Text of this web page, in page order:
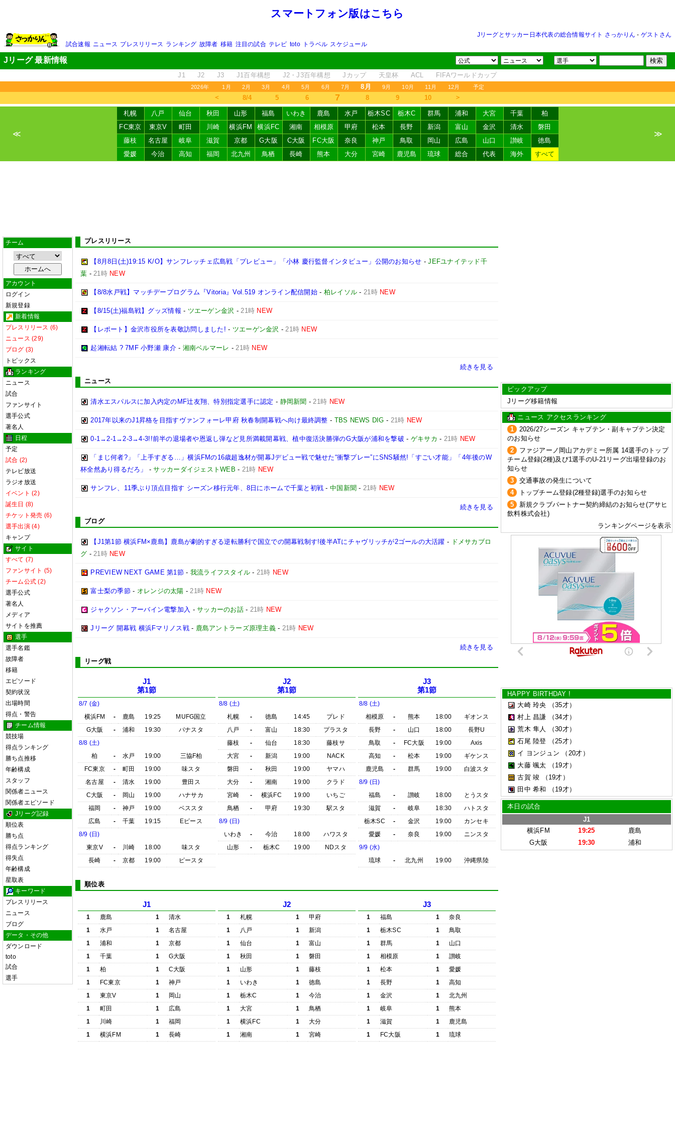
スマートフォン版はこちら
Jリーグとサッカー日本代表の総合情報サイト さっかりん - ゲストさん
試合速報 ニュース プレスリリース ランキング 故障者 移籍 注目の試合 テレビ toto トラベル スケジュール
Jリーグ 最新情報
J1 J2 J3 J1百年構想 J2・J3百年構想 Jカップ 天皇杯 ACL FIFAワールドカップ
2026年 1月 2月 3月 4月 5月 6月 7月 8月 9月 10月 11月 12月 予定
＜ 8/4 5 6 7 8 9 10 ＞
≪
札幌 八戸 仙台 秋田 山形 福島 いわき 鹿島 水戸 栃木SC 栃木C 群馬 浦和 大宮 千葉
柏
FC東京
東京V 町田 川崎 横浜FM 横浜FC 湘南 相模原 甲府 松本 長野 新潟 富山 金沢 清水
磐田
藤枝
名古屋 岐阜 滋賀 京都 G大阪 C大阪 FC大阪 奈良 神戸 鳥取 岡山 広島 山口 讃岐
徳島
愛媛
今治 高知 福岡 北九州 鳥栖 長崎 熊本 大分 宮崎 鹿児島 琉球 総合 代表 海外 すべて
≫
チーム
アカウント
ログイン
新規登録
新着情報
プレスリリース (6)
ニュース (29)
ブログ (3)
トピックス
ランキング
ニュース
試合
ファンサイト
選手公式
著名人
日程
予定
試合 (2)
テレビ放送
ラジオ放送
イベント (2)
誕生日 (8)
チケット発売 (6)
選手出演 (4)
キャンプ
サイト
すべて (7)
ファンサイト (5)
チーム公式 (2)
選手公式
著名人
メディア
サイトを推薦
選手
選手名鑑
故障者
移籍
エピソード
契約状況
出場時間
得点・警告
チーム情報
競技場
得点ランキング
勝ち点推移
年齢構成
スタッフ
関係者ニュース
関係者エピソード
Jリーグ記録
順位表
勝ち点
得点ランキング
得失点
年齢構成
星取表
キーワード
プレスリリース
ニュース
ブログ
データ・その他
ダウンロード
toto
試合
選手
プレスリリース
【8月8日(土)19:15 K/O】サンフレッチェ広島戦「プレビュー」「小林 慶行監督インタビュー」公開のお知らせ -JEFユナイテッド千
葉 -21時 NEW
【8/8水戸戦】マッチデープログラム『Vitoria』Vol.519 オンライン配信開始 - 柏レイソル - 21時 NEW
【8/15(土)福島戦】グッズ情報 - ツエーゲン金沢 -21時 NEW
【レポート】金沢市役所を表敬訪問しました! - ツエーゲン金沢 -21時 NEW
起湘転結 ? 7MF 小野瀬 康介- 湘南ベルマーレ -21時 NEW
続きを見る
ニュース
清水エスパルスに加入内定のMF辻友翔、特別指定選手に認定 - 静岡新聞 -21時 NEW
2017年以来のJ1昇格を目指すヴァンフォーレ甲府 秋春制開幕戦へ向け最終調整 - TBS NEWS DIG - 21時 NEW
0-1→2-1→2-3→4-3!!前半の退場者や恩返し弾など見所満載開幕戦、植中復活決勝弾のG大阪が浦和を撃破 - ゲキサカ - 21時 NEW
「まじ何者?」「上手すぎる…」横浜FMの16歳超逸材が開幕Jデビュー戦で魅せた“衝撃プレー”にSNS騒然!「すごい才能」「4年後のW
杯全然あり得るだろ」
-サッカーダイジェストWEB - 21時 NEW
サンフレ、11季ぶり頂点目指す シーズン移行元年、8日にホームで千葉と初戦 - 中国新聞 - 21時 NEW
続きを見る
ブログ
【J1第1節 横浜FM×鹿島】鹿島が劇的すぎる逆転勝利で国立での開幕戦制す!後半ATにチャヴリッチが2ゴールの大活躍 - ドメサカブロ
グ -21時 NEW
PREVIEW NEXT GAME 第1節 - 我流ライフスタイル - 21時 NEW
富士梨の季節 - オレンジの太陽 -21時 NEW
ジャクソン・アーバイン電撃加入 -サッカーのお話- 21時 NEW
Jリーグ 開幕戦 横浜Fマリノス戦- 鹿島アントラーズ原理主義- 21時 NEW
続きを見る
リーグ戦
J1
第1節
8/7 (金)
横浜FM
- 鹿島 19:25
MUFG国立
G大阪
- 浦和 19:30
パナスタ
8/8 (土)
柏
- 水戸 19:00
三協F柏
FC東京
- 町田 19:00
味スタ
名古屋
- 清水 19:00
豊田ス
C大阪
- 岡山 19:00
ハナサカ
福岡
- 神戸 19:00
ベススタ
広島
- 千葉 19:15
Eピース
8/9 (日)
東京V
- 川崎 18:00
味スタ
長崎
- 京都 19:00 ピースタ
J2
第1節
8/8 (土)
札幌
- 徳島 14:45
プレド
八戸
- 富山 18:30
プラスタ
藤枝
- 仙台 18:30
藤枝サ
大宮
- 新潟 19:00
NACK
磐田
- 秋田 19:00
ヤマハ
大分
- 湘南 19:00
クラド
宮崎
- 横浜FC 19:00
いちご
鳥栖
- 甲府 19:30
駅スタ
8/9 (日)
いわき
- 今治 18:00
ハワスタ
山形
- 栃木C 19:00 NDスタ
J3
第1節
8/8 (土)
相模原
- 熊本 18:00
ギオンス
長野
- 山口 18:00
長野U
鳥取
- FC大阪 19:00
Axis
高知
- 松本 19:00
ギケンス
鹿児島
- 群馬 19:00
白波スタ
8/9 (日)
福島
- 讃岐 18:00
とうスタ
滋賀
- 岐阜 18:30
ハトスタ
栃木SC
- 金沢 19:00
カンセキ
愛媛
- 奈良 19:00
ニンスタ
9/9 (水)
琉球
- 北九州 19:00 沖縄県陸
順位表
J1
1 鹿島 1
清水
1
水戸 1
名古屋
1
浦和 1
京都
1
千葉 1
G大阪
1
柏 1
C大阪
1
FC東京 1
神戸
1
東京V 1
岡山
1
町田 1
広島
1
川崎 1
福岡
1
横浜FM 1 長崎
J2
1 札幌 1
甲府
1
八戸 1
新潟
1
仙台 1
富山
1
秋田 1
磐田
1
山形 1
藤枝
1
いわき 1
徳島
1
栃木C 1
今治
1
大宮 1
鳥栖
1
横浜FC 1
大分
1
湘南 1 宮崎
J3
1 福島 1
奈良
1
栃木SC 1
鳥取
1
群馬 1
山口
1
相模原 1
讃岐
1
松本 1
愛媛
1
長野 1
高知
1
金沢 1
北九州
1
岐阜 1
熊本
1
滋賀 1
鹿児島
1
FC大阪 1 琉球
ピックアップ
Jリーグ移籍情報
ニュース アクセスランキング
1
2026/27シーズン キャプテン・副キャプテン決定
のお知らせ
2
ファジアーノ岡山アカデミー所属 14選手のトップ
チーム登録(2種)及び1選手のU-21リーグ出場登録のお
知らせ
3
交通事故の発生について
4
トップチーム登録(2種登録)選手のお知らせ
5
新規クラブパートナー契約締結のお知らせ(アサヒ
飲料株式会社)
ランキングページを表示
HAPPY BIRTHDAY !
大崎 玲央
（35才）
村上 昌謙
（34才）
荒木 隼人
（30才）
石尾 陸登
（25才）
イ ヨンジュン
（20才）
大藤 颯太
（19才）
古賀 竣
（19才）
田中 希和
（19才）
本日の試合
J1
横浜FM
19:25
鹿島
G大阪
19:30 浦和